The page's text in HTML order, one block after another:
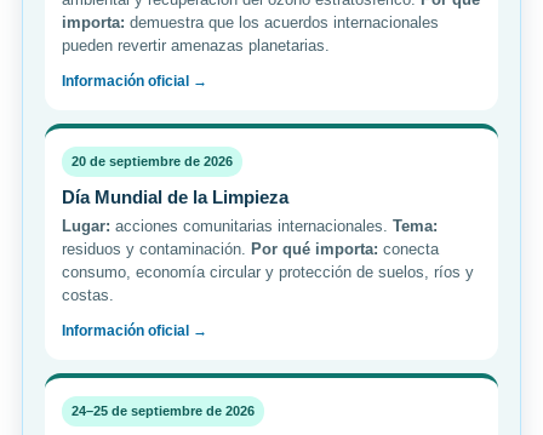
importa: demuestra que los acuerdos internacionales
pueden revertir amenazas planetarias.
Información oficial →
20 de septiembre de 2026
Día Mundial de la Limpieza
Lugar: acciones comunitarias internacionales. Tema:
residuos y contaminación. Por qué importa: conecta
consumo, economía circular y protección de suelos, ríos y
costas.
Información oficial →
24–25 de septiembre de 2026